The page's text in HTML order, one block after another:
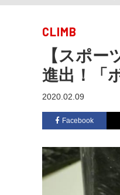
CLIMB
【スポ
進出！「
2020.02.09
Facebook